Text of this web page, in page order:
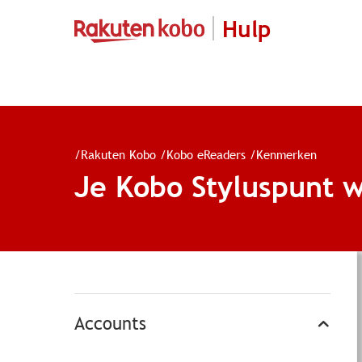
Hulp
/Rakuten Kobo /Kobo eReaders /Kenmerken
Je Kobo Styluspunt
Accounts